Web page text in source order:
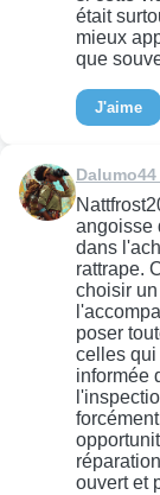
était
mieux
que
J'aime
Dalumo44
angoisse
dans
rattrape.
choisir
poser
celles qui
informée
ouvert et